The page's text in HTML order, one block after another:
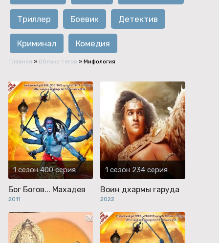
Триллер Боевик Детектив
Криминал Комедия
Главная » Облако тегов » Мифология
1 сезон 400 серия
Бог Богов... Махадев
2011
1 сезон 234 серия
Воин дхармы гаруда
2022